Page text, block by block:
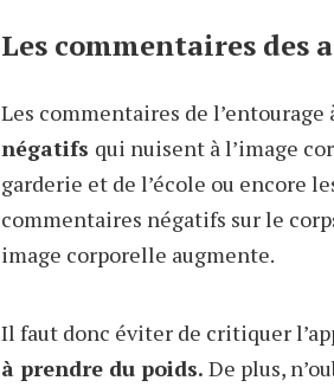
Les commentaires des
Les commentaires de l’entourage
négatifs qui nuisent à l’image
garderie et de l’école ou encore
commentaires négatifs sur le
image corporelle augmente.
Il faut donc éviter de critiquer
à prendre du poids. De plus,